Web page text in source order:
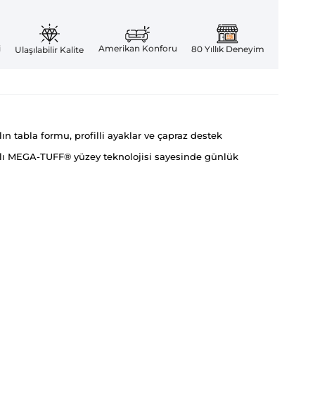
Ulaşılabilir Kalite Amerikan Konforu 80 Yıllık Deneyim
tabla formu, profilli ayaklar ve çapraz destek
MEGA-TUFF® yüzey teknolojisi sayesinde günlük